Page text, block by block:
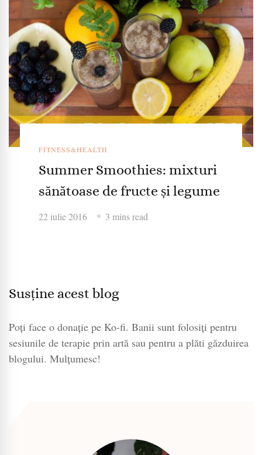
FITNESS&HEALTH
Summer Smoothies: mixturi
sănătoase de fructe și legume
22 iulie 2016 3 mins read
Susține acest blog
Poți face o donație pe Ko-fi. Banii sunt folosiți pentru
sesiunile de terapie prin artă sau pentru a plăti găzduirea
blogului. Mulțumesc!